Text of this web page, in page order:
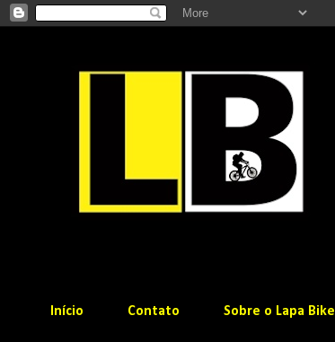
Início Contato Sobre o Lapa Bike